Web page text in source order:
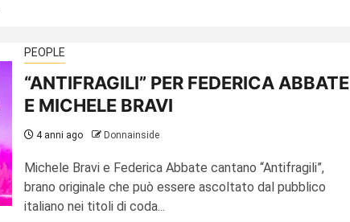
PEOPLE
“ANTIFRAGILI” PER FEDERICA ABBATE
E MICHELE BRAVI
4 anni ago Donnainside
Michele Bravi e Federica Abbate cantano “Antifragili”,
brano originale che può essere ascoltato dal pubblico
italiano nei titoli di coda...